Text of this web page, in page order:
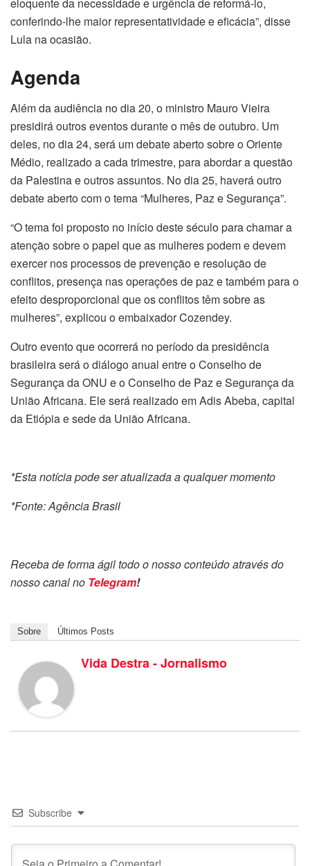
eloquente da necessidade e urgência de reformá-lo,
conferindo-lhe maior representatividade e eficácia”, disse
Lula na ocasião.
Agenda
Além da audiência no dia 20, o ministro Mauro Vieira
presidirá outros eventos durante o mês de outubro. Um
deles, no dia 24, será um debate aberto sobre o Oriente
Médio, realizado a cada trimestre, para abordar a questão
da Palestina e outros assuntos. No dia 25, haverá outro
debate aberto com o tema “Mulheres, Paz e Segurança”.
“O tema foi proposto no início deste século para chamar a
atenção sobre o papel que as mulheres podem e devem
exercer nos processos de prevenção e resolução de
conflitos, presença nas operações de paz e também para o
efeito desproporcional que os conflitos têm sobre as
mulheres”, explicou o embaixador Cozendey.
Outro evento que ocorrerá no período da presidência
brasileira será o diálogo anual entre o Conselho de
Segurança da ONU e o Conselho de Paz e Segurança da
União Africana. Ele será realizado em Adis Abeba, capital
da Etiópia e sede da União Africana.
*Esta notícia pode ser atualizada a qualquer momento
*Fonte: Agência Brasil
Receba de forma ágil todo o nosso conteúdo através do
nosso canal no Telegram!
Sobre Últimos Posts
Vida Destra - Jornalismo
Subscribe